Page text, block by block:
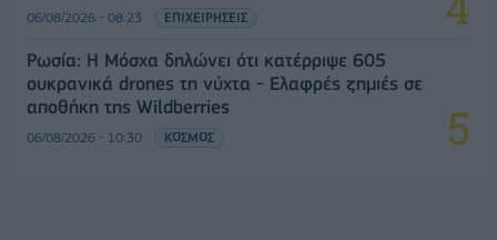
06/08/2026 - 08:23 ΕΠΙΧΕΙΡΗΣΕΙΣ
Ρωσία: Η Μόσχα δηλώνει ότι κατέρριψε 605
ουκρανικά drones τη νύχτα - Ελαφρές ζημιές σε
αποθήκη της Wildberries
06/08/2026 - 10:30 ΚΟΣΜΟΣ